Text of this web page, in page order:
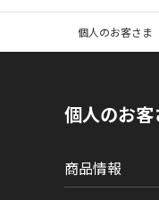
ト
個人のお客さま
個人のお客
商品情報